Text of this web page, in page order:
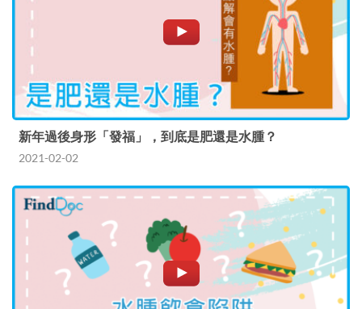
新年過後身形「發福」，到底是肥還是水腫？
2021-02-02